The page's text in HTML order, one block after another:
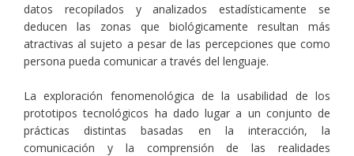
datos recopilados y analizados estadísticamente se
deducen las zonas que biológicamente resultan más
atractivas al sujeto a pesar de las percepciones que como
persona pueda comunicar a través del lenguaje.
La exploración fenomenológica de la usabilidad de los
prototipos tecnológicos ha dado lugar a un conjunto de
prácticas distintas basadas en la interacción, la
comunicación y la comprensión de las realidades